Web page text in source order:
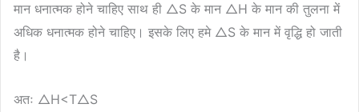
मान धनात्मक होने चाहिए साथ ही △S के मान △H के मान की तुलना में
अधिक धनात्मक होने चाहिए। इसके लिए हमे △S के मान में वृद्धि हो जाती
है।
अतः △H<T△S